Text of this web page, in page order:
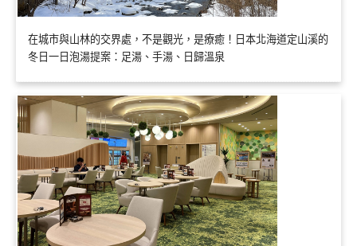
在城市與山林的交界處，不是觀光，是療癒！日本北海道定山溪的
冬日一日泡湯提案：足湯、手湯、日歸溫泉